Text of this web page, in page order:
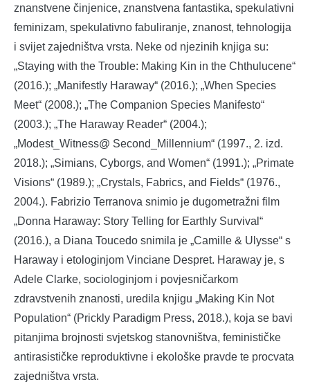
znanstvene činjenice, znanstvena fantastika, spekulativni
feminizam, spekulativno fabuliranje, znanost, tehnologija
i svijet zajedništva vrsta. Neke od njezinih knjiga su:
„Staying with the Trouble: Making Kin in the Chthulucene“
(2016.); „Manifestly Haraway“ (2016.); „When Species
Meet“ (2008.); „The Companion Species Manifesto“
(2003.); „The Haraway Reader“ (2004.);
„Modest_Witness@ Second_Millennium“ (1997., 2. izd.
2018.); „Simians, Cyborgs, and Women“ (1991.); „Primate
Visions“ (1989.); „Crystals, Fabrics, and Fields“ (1976.,
2004.). Fabrizio Terranova snimio je dugometražni film
„Donna Haraway: Story Telling for Earthly Survival“
(2016.), a Diana Toucedo snimila je „Camille & Ulysse“ s
Haraway i etologinjom Vinciane Despret. Haraway je, s
Adele Clarke, sociologinjom i povjesničarkom
zdravstvenih znanosti, uredila knjigu „Making Kin Not
Population“ (Prickly Paradigm Press, 2018.), koja se bavi
pitanjima brojnosti svjetskog stanovništva, feminističke
antirasističke reproduktivne i ekološke pravde te procvata
zajedništva vrsta.